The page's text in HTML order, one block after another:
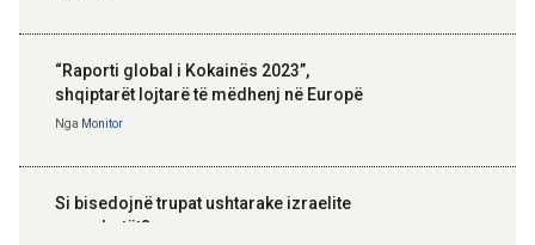
“Raporti global i Kokainës 2023”,
shqiptarët lojtarë të mëdhenj në Europë
Nga Monitor
Si bisedojnë trupat ushtarake izraelite
me robotët?